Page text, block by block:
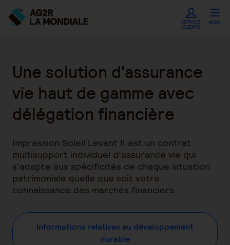
ESPACES
CLIENTS
MENU
Une solution d'assurance
vie haut de gamme avec
délégation financière
Impression Soleil Levant II est un contrat
multisupport individuel d’assurance vie qui
s’adapte aux spécificités de chaque situation
patrimoniale quelle que soit votre
connaissance des marchés financiers.
Informations relatives au développement
durable